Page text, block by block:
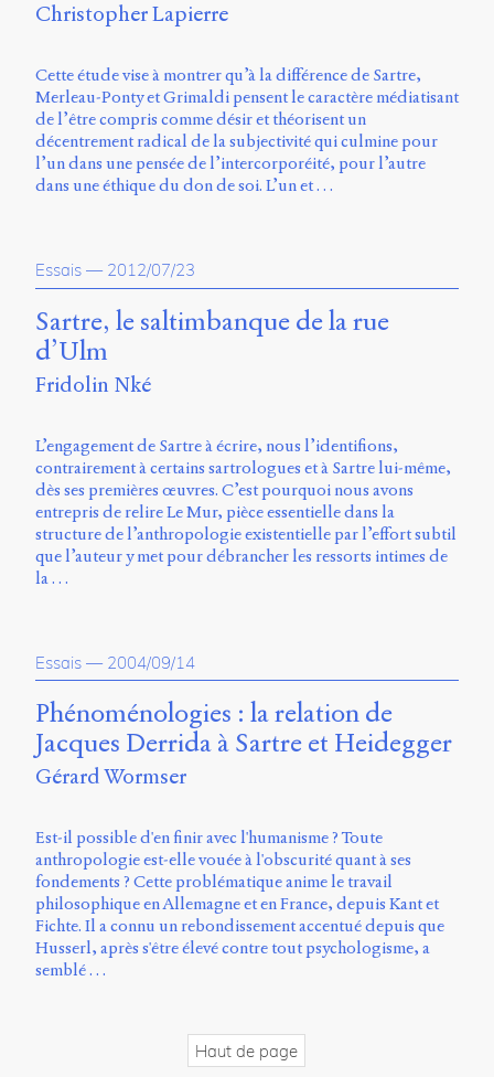
Christopher Lapierre
Cette étude vise à montrer qu’à la différence de Sartre,
Merleau-Ponty et Grimaldi pensent le caractère médiatisant
de l’être compris comme désir et théorisent un
décentrement radical de la subjectivité qui culmine pour
l’un dans une pensée de l’intercorporéité, pour l’autre
dans une éthique du don de soi. L’un et …
Essais — 2012/07/23
Sartre, le saltimbanque de la rue
d’Ulm
Fridolin Nké
L’engagement de Sartre à écrire, nous l’identifions,
contrairement à certains sartrologues et à Sartre lui-même,
dès ses premières œuvres. C’est pourquoi nous avons
entrepris de relire Le Mur, pièce essentielle dans la
structure de l’anthropologie existentielle par l’effort subtil
que l’auteur y met pour débrancher les ressorts intimes de
la …
Essais — 2004/09/14
Phénoménologies : la relation de
Jacques Derrida à Sartre et Heidegger
Gérard Wormser
Est-il possible d'en finir avec l'humanisme ? Toute
anthropologie est-elle vouée à l'obscurité quant à ses
fondements ? Cette problématique anime le travail
philosophique en Allemagne et en France, depuis Kant et
Fichte. Il a connu un rebondissement accentué depuis que
Husserl, après s'être élevé contre tout psychologisme, a
semblé …
Haut de page